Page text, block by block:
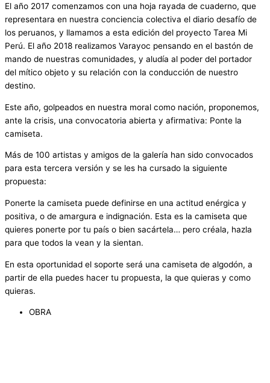
El año 2017 comenzamos con una hoja rayada de cuaderno, que
representara en nuestra conciencia colectiva el diario desafío de
los peruanos, y llamamos a esta edición del proyecto Tarea Mi
Perú. El año 2018 realizamos Varayoc pensando en el bastón de
mando de nuestras comunidades, y aludía al poder del portador
del mítico objeto y su relación con la conducción de nuestro
destino.
Este año, golpeados en nuestra moral como nación, proponemos,
ante la crisis, una convocatoria abierta y afirmativa: Ponte la
camiseta.
Más de 100 artistas y amigos de la galería han sido convocados
para esta tercera versión y se les ha cursado la siguiente
propuesta:
Ponerte la camiseta puede definirse en una actitud enérgica y
positiva, o de amargura e indignación. Esta es la camiseta que
quieres ponerte por tu país o bien sacártela… pero créala, hazla
para que todos la vean y la sientan.
En esta oportunidad el soporte será una camiseta de algodón, a
partir de ella puedes hacer tu propuesta, la que quieras y como
quieras.
OBRA